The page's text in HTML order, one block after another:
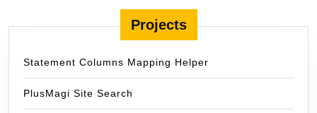
Projects
Statement Columns Mapping Helper
PlusMagi Site Search